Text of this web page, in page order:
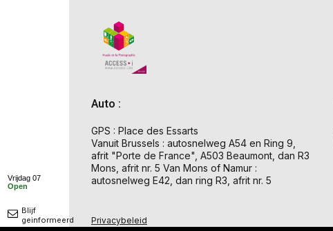
Vrijdag 07
Open
Blijf
geinformeerd
Auto :
GPS : Place des Essarts
Vanuit Brussels : autosnelweg A54 en Ring 9,
afrit "Porte de France", A503 Beaumont, dan R3
Mons, afrit nr. 5 Van Mons of Namur :
autosnelweg E42, dan ring R3, afrit nr. 5
Privacybeleid